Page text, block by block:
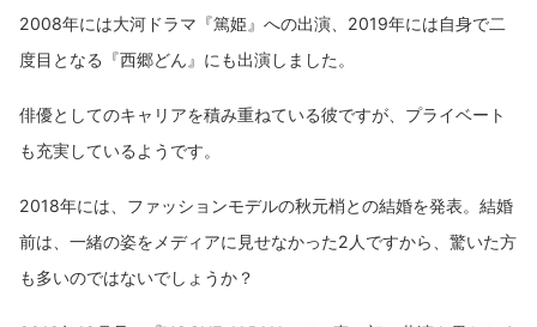
2008年には大河ドラマ『篤姫』への出演、2019年には自身で二
度目となる『西郷どん』にも出演しました。
俳優としてのキャリアを積み重ねている彼ですが、プライベート
も充実しているようです。
2018年には、ファッションモデルの秋元梢との結婚を発表。結婚
前は、一緒の姿をメディアに見せなかった2人ですから、驚いた方
も多いのではないでしょうか？